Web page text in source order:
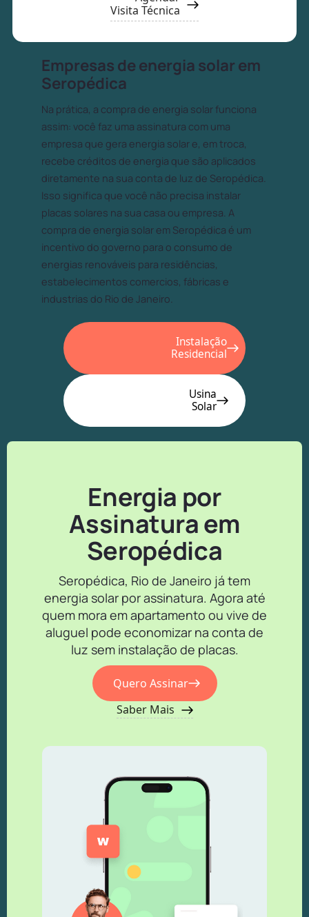
Visita Técnica
Empresas de energia solar em
Seropédica
Na prática, a compra de energia solar funciona
assim: você faz uma assinatura com uma
empresa que gera energia solar e, em troca,
recebe créditos de energia que são aplicados
diretamente na sua conta de luz de Seropédica.
Isso significa que você não precisa instalar
placas solares na sua casa ou empresa. A
compra de energia solar em Seropédica é um
incentivo do governo para o consumo de
energias renováveis para residências,
estabelecimentos comercios, fábricas e
industrias do Rio de Janeiro.
Instalação
Residencial
Usina
Solar
Energia por
Assinatura em
Seropédica
Seropédica, Rio de Janeiro já tem
energia solar por assinatura. Agora até
quem mora em apartamento ou vive de
aluguel pode economizar na conta de
luz sem instalação de placas.
Quero Assinar
Saber Mais